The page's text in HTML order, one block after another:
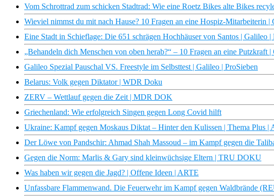
Vom Schrottrad zum schicken Stadtrad: Wie eine Roetz Bikes alte Bikes
Wieviel nimmst du mit nach Hause? 10 Fragen an eine Hospiz-Mitarbeiterin |
Eine Stadt in Schieflage: Die 651 schrägen Hochhäuser von Santos | Galileo |
„Behandeln dich Menschen von oben herab?“ – 10 Fragen an eine Putzkraft |
Galileo Spezial Pauschal VS. Freestyle im Selbsttest | Galileo | ProSieben
Belarus: Volk gegen Diktator | WDR Doku
ZERV – Wettlauf gegen die Zeit | MDR DOK
Griechenland: Wie erfolgreich Singen gegen Long Covid hilft
Ukraine: Kampf gegen Moskaus Diktat – Hinter den Kulissen | Thema Plus |
Der Löwe von Pandschir: Ahmad Shah Massoud – im Kampf gegen die
Gegen die Norm: Marlis & Gary sind kleinwüchsige Eltern | TRU DOKU
Was haben wir gegen die Jagd? | Offene Ideen | ARTE
Unfassbare Flammenwand. Die Feuerwehr im Kampf gegen Waldbrände